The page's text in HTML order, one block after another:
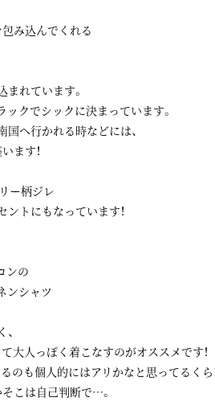
み込んでくれる
れています。
クでシックに決まっています。
へ行かれる時などには、
ます！
ー柄ジレ
トにもなっています！
ンの
ンシャツ
大人っぽく着こなすのがオススメです！
るのも個人的にはアリかなと思ってるく
こは自己判断で…。